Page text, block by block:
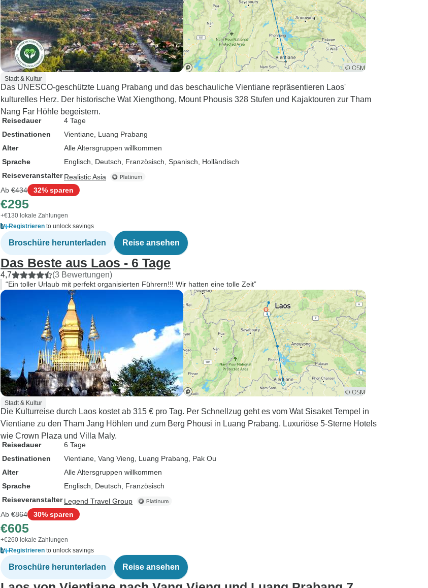
Stadt & Kultur
Das UNESCO-geschützte Luang Prabang und das beschauliche Vientiane repräsentieren Laos'
kulturelles Herz. Der historische Wat Xiengthong, Mount Phousis 328 Stufen und Kajaktouren zur Tham
Nang Far Höhle begeistern.
Reisedauer
4 Tage
Destinationen
Vientiane , Luang Prabang
Alter
Alle Altersgruppen willkommen
Sprache
Englisch, Deutsch, Französisch, Spanisch, Holländisch
Reiseveranstalter Realistic Asia
Ab €434 32% sparen
€295
+€130 lokale Zahlungen
Registrieren to unlock savings
Broschüre herunterladen Reise ansehen
Das Beste aus Laos - 6 Tage
4,7 (3 Bewertungen)
“Ein toller Urlaub mit perfekt organisierten Führern!!! Wir hatten eine tolle Zeit”
Stadt & Kultur
Die Kulturreise durch Laos kostet ab 315 € pro Tag. Per Schnellzug geht es vom Wat Sisaket Tempel in
Vientiane zu den Tham Jang Höhlen und zum Berg Phousi in Luang Prabang. Luxuriöse 5-Sterne Hotels
wie Crown Plaza und Villa Maly.
Reisedauer
6 Tage
Destinationen
Vientiane , Vang Vieng , Luang Prabang , Pak Ou
Alter
Alle Altersgruppen willkommen
Sprache
Englisch, Deutsch, Französisch
Reiseveranstalter Legend Travel Group
Ab €864 30% sparen
€605
+€260 lokale Zahlungen
Registrieren to unlock savings
Broschüre herunterladen Reise ansehen